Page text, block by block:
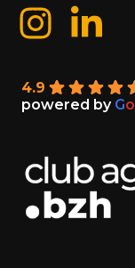
4.9
powered by Go